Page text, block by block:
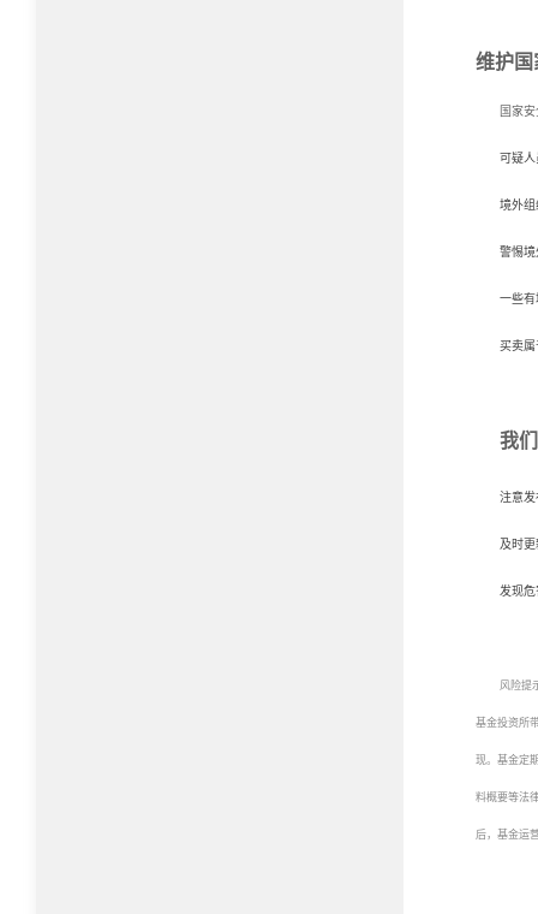
维护国
国家
可疑人
境外组
警惕境
一些有
买卖属
我
注意发
及时
发现
风险提
基金投资所
现。基金定
料概要等法
后，基金运